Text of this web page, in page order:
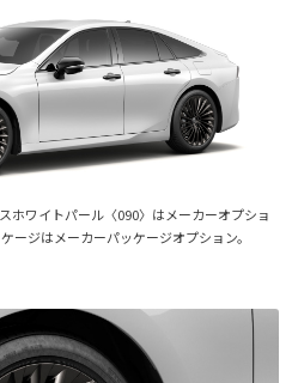
ホワイトパール〈090〉はメーカーオプショ
ージはメーカーパッケージオプション。